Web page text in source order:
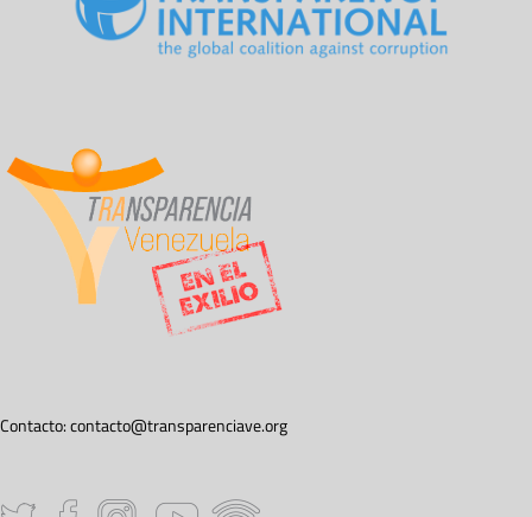
Contacto:contacto@transparenciave.org